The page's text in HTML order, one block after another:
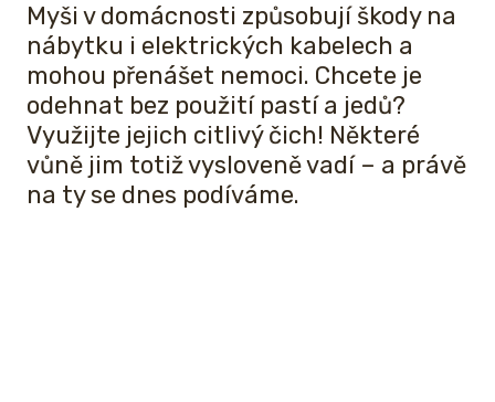
Myši v domácnosti způsobují škody na
nábytku i elektrických kabelech a
mohou přenášet nemoci. Chcete je
odehnat bez použití pastí a jedů?
Využijte jejich citlivý čich! Některé
vůně jim totiž vysloveně vadí – a právě
na ty se dnes podíváme.